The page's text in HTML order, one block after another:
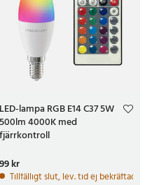
LED-lampa RGB E14 C37 5W
500lm 4000K med
fjärrkontroll
Pris:
99 kr
Tillfälligt slut, lev. tid ej bekräftad.